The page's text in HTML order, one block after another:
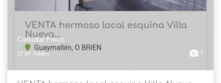
Consultar Precio
27 M² Totales 7